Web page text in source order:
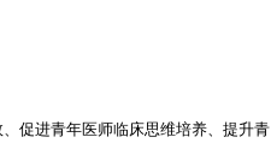
促进青年医师临床思维培养、提升青